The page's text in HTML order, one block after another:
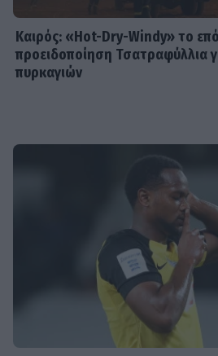
Καιρός: «Hot-Dry-Windy» το
προειδοποίηση Τσατραφύλλια
πυρκαγιών